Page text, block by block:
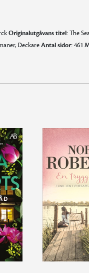
Originalutgåvans titel:The
DeckareAntal sidor:461